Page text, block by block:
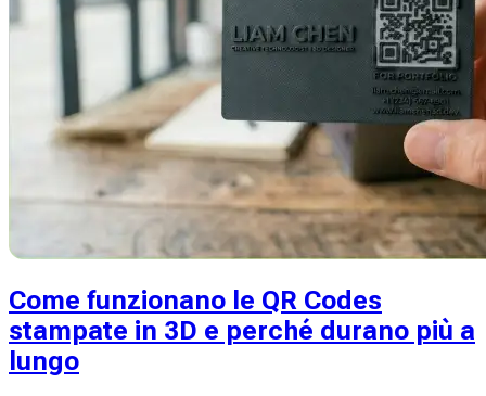
Come funzionano le QR Codes
stampate in 3D e perché durano più a
lungo